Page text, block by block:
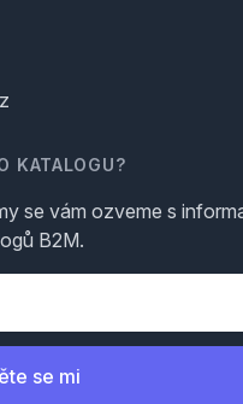
KATALOGU?
se vám ozveme s
B2M.
se mi